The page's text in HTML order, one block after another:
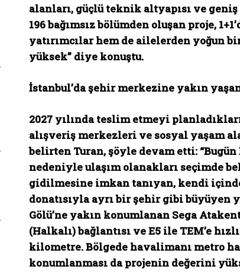
alanları, güçlü teknik altyapısı ve
196 bağımsız bölümden oluşan proje,
yatırımcılar hem de ailelerden yoğun
yüksek” diye konuştu.
İstanbul’da şehir merkezine yakın
2027 yılında teslim etmeyi
alışveriş merkezleri ve sosyal yaşam
belirten Turan, şöyle devam etti:
nedeniyle ulaşım olanakları seçimde
gidilmesine imkan tanıyan, kendi
donatısıyla ayrı bir şehir gibi
Gölü’ne yakın konumlanan Sega
(Halkalı) bağlantısı ve E5 ile TEM’e
kilometre. Bölgede havalimanı metro
konumlanması da projenin değerini